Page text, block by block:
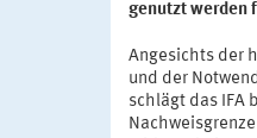
genutzt werden
Angesichts der
und der
schlägt das IFA